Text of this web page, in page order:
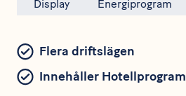
Flera driftslägen
Innehåller Hotellprogram